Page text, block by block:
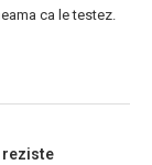
ca le testez.
reziste